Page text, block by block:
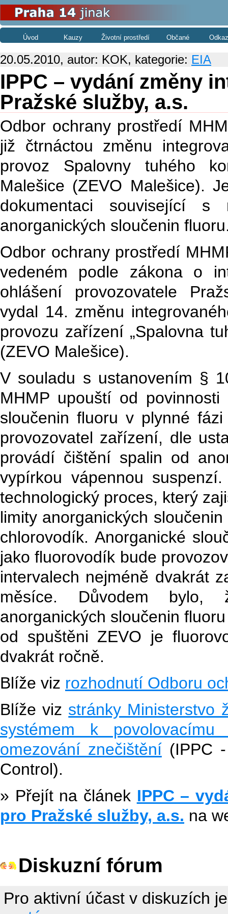
Úvod Kauzy Životní prostředí Občané
20.05.2010, autor: KOK, kategorie: EIA
IPPC – vydání změny
Pražské služby, a.s.
Odbor ochrany prostředí
již čtrnáctou změnu
provoz Spalovny tuhého
Malešice (ZEVO Malešice).
dokumentaci související s
anorganických sloučenin
Odbor ochrany prostředí
vedeném podle zákona o
ohlášení provozovatele
vydal 14. změnu
provozu zařízení „Spalovna
(ZEVO Malešice).
V souladu s ustanovením §
MHMP upouští od
sloučenin fluoru v plynné
provozovatel zařízení, dle
provádí čištění spalin od
vypírkou vápennou
technologický proces, který
limity anorganických
chlorovodík. Anorganické
jako fluorovodík bude
intervalech nejméně dvakrát
měsíce. Důvodem bylo,
anorganických sloučenin
od spuštěni ZEVO je
dvakrát ročně.
Blíže viz rozhodnutí Odboru
Blíže viz stránky Ministerstvo
systémem k
omezování znečištění(IPPC -
Control).
» Přejít na článek IPPC –
pro Pražské služby, a.s. na
Diskuzní fórum
Pro aktivní účast v diskuzích